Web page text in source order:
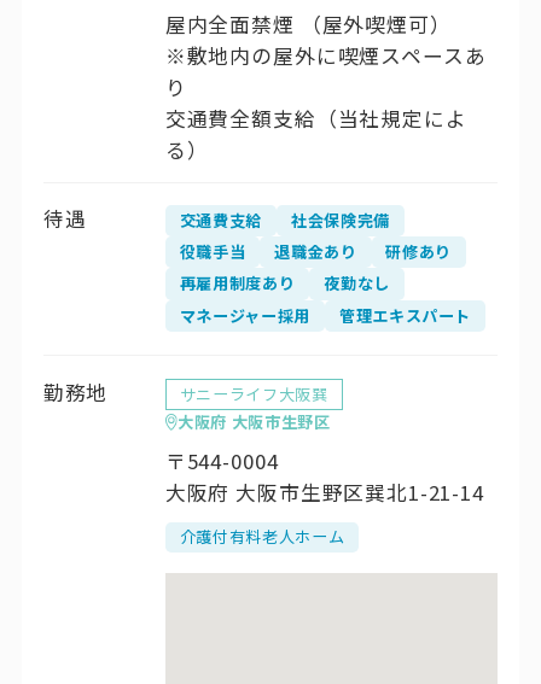
屋内全面禁煙 （屋外喫煙可）
※敷地内の屋外に喫煙スペースあ
り
交通費全額支給（当社規定によ
る）
待遇 交通費支給
社会保険完備
役職手当
退職金あり
研修あり
再雇用制度あり
夜勤なし
マネージャー採用
管理エキスパート
勤務地
サニーライフ大阪巽
大阪府 大阪市生野区
〒544-0004
大阪府 大阪市生野区巽北1-21-14
介護付有料老人ホーム